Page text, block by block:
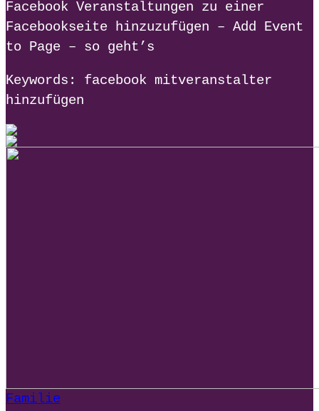
Facebook Veranstaltungen zu einer
Facebookseite hinzuzufügen – Add Event
to Page – so geht’s
Keywords: facebook mitveranstalter
hinzufügen
Familie